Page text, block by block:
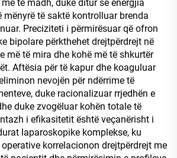
të madh, duke ditur se energjia
mënyrë të saktë kontrolluar brenda
Preciziteti i përmirësuar që ofron
bipolare përkthehet drejtpërdrejt në
më të mira dhe kohë më të shkurtër
Aftësia për të kapur dhe koaguluar
nevojën për ndërrime të
duke racionalizuar rrjedhën e
duke zvogëluar kohën totale të
i efikasitetit është veçanërisht i
laparoskopike komplekse, ku
korrelacionon drejtpërdrejt me